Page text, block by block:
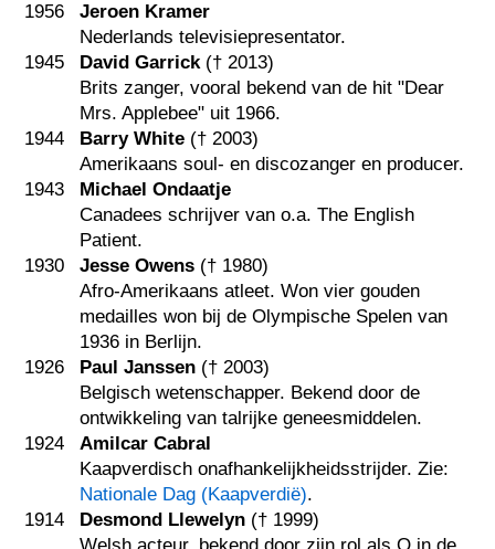
1956
Jeroen Kramer
Nederlands televisiepresentator.
1945
David Garrick(†2013)
Brits zanger, vooral bekend van de hit "Dear
Mrs. Applebee" uit 1966.
1944
Barry White (†2003)
Amerikaans soul- en discozanger en producer.
1943
Michael Ondaatje
Canadees schrijver van o.a. The English
Patient.
1930
Jesse Owens († 1980)
Afro-Amerikaans atleet. Won vier gouden
medailles won bij de Olympische Spelen van
1936 in Berlijn.
1926
Paul Janssen (†2003)
Belgisch wetenschapper. Bekend door de
ontwikkeling van talrijke geneesmiddelen.
1924
Amilcar Cabral
Kaapverdisch onafhankelijkheidsstrijder. Zie:
Nationale Dag (Kaapverdië).
1914
Desmond Llewelyn († 1999)